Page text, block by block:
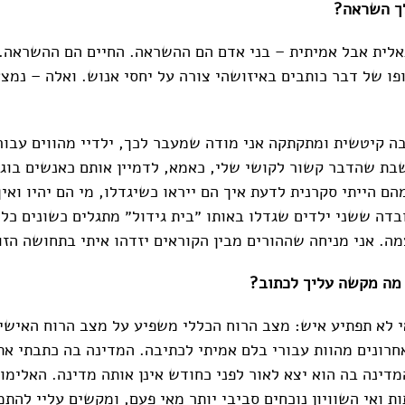
השראה?
אבל אמיתית – בני אדם הם ההשראה. החיים הם
של דבר כותבים באיזושהי צורה על יחסי אנוש. ואלה –
קיטשית ומתקתקה אני מודה שמעבר לכך, ילדיי מהווים
שהדבר קשור לקושי שלי, כאמא, לדמיין אותם כאנשים
הייתי סקרנית לדעת איך הם ייראו כשיגדלו, מי הם יהיו
ששני ילדים שגדלו באותו ״בית גידול״ מתגלים כשונים
אני מניחה שההורים מבין הקוראים יזדהו איתי בתחושה
מקשה עליך לכתוב?
לא תפתיע איש: מצב הרוח הכללי משפיע על מצב הרוח
מהוות עבורי בלם אמיתי לכתיבה. המדינה בה כתבתי
בה הוא יצא לאור לפני כחודש אינן אותה מדינה.
ואי השוויון נוכחים סביבי יותר מאי פעם, ומקשים עליי